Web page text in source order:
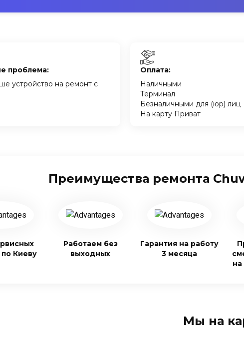
проблема:
устройство на ремонт с
Оплата:
Наличными
Терминал
Безналичными для (юр) лиц
На карту Приват
Преимущества ремонта
Киеву
Работаем без
выходных
Гарантия на работу
3 месяца
Мы на